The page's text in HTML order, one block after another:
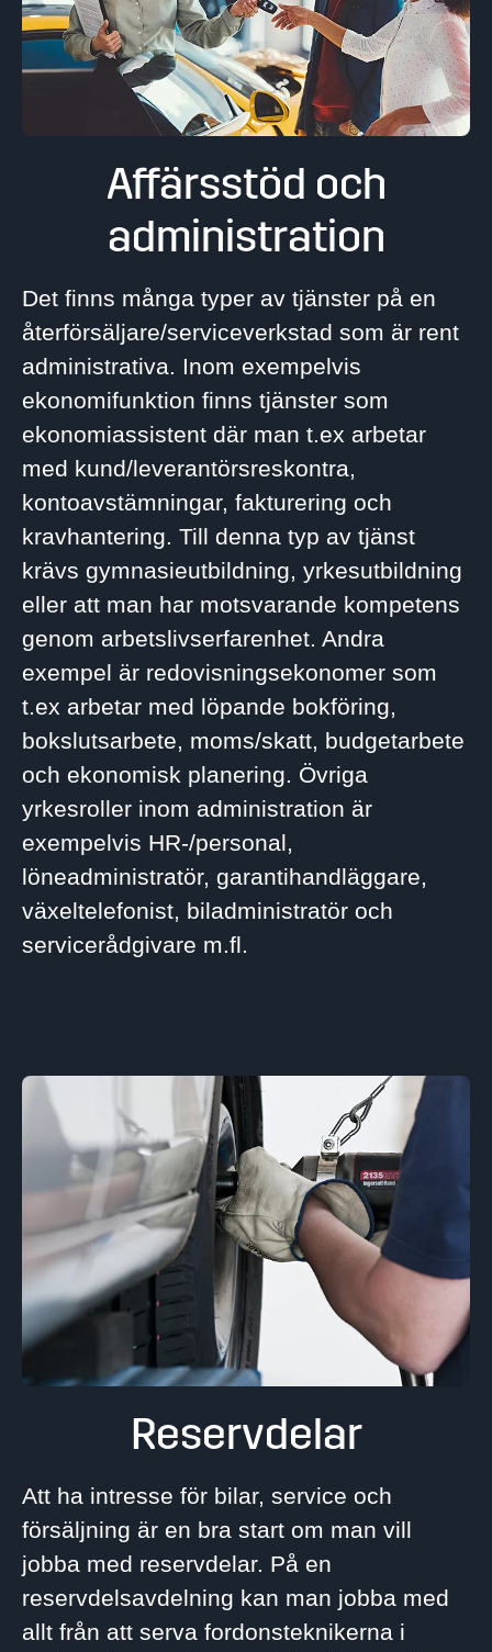
Affärsstöd och
administration
Det finns många typer av tjänster på en
återförsäljare/serviceverkstad som är rent
administrativa. Inom exempelvis
ekonomifunktion finns tjänster som
ekonomiassistent där man t.ex arbetar
med kund/leverantörsreskontra,
kontoavstämningar, fakturering och
kravhantering. Till denna typ av tjänst
krävs gymnasieutbildning, yrkesutbildning
eller att man har motsvarande kompetens
genom arbetslivserfarenhet. Andra
exempel är redovisningsekonomer som
t.ex arbetar med löpande bokföring,
bokslutsarbete, moms/skatt, budgetarbete
och ekonomisk planering. Övriga
yrkesroller inom administration är
exempelvis HR-/personal,
löneadministratör, garantihandläggare,
växeltelefonist, biladministratör och
servicerådgivare m.fl.
Reservdelar
Att ha intresse för bilar, service och
försäljning är en bra start om man vill
jobba med reservdelar. På en
reservdelsavdelning kan man jobba med
allt från att serva fordonsteknikerna i